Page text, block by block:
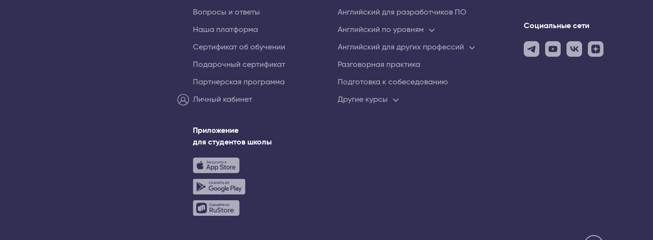
Вопросы и ответы
Наша платформа
Сертификат об обучении
Подарочный сертификат
Партнерская программа
Личный кабинет
Приложение
для студентов школы
Английский для разработчиков ПО
Английский по уровням
Английский для других профессий
Разговорная практика
Подготовка к собеседованию
Другие курсы
Социальные сети